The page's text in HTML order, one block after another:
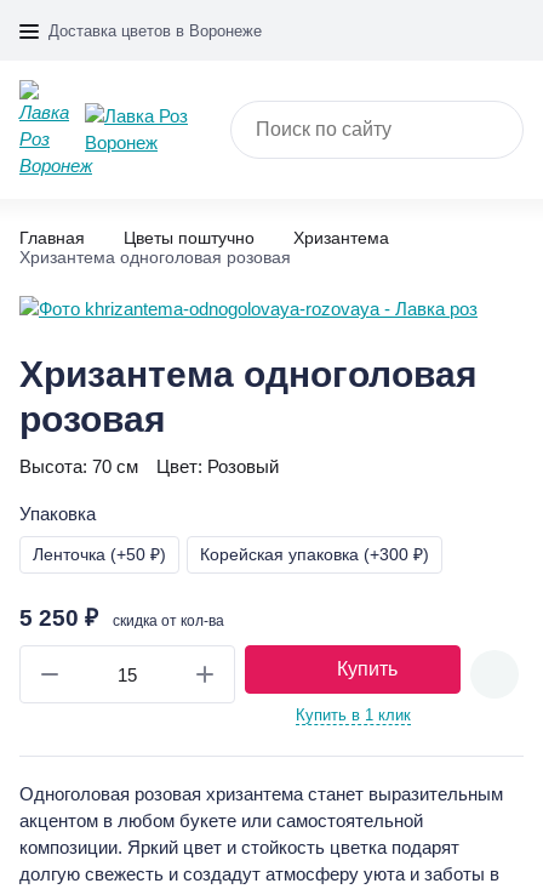
Доставка цветов в Воронеже
Главная Цветы поштучно
Хризантема
Хризантема одноголовая розовая
Хризантема одноголовая
розовая
Высота: 70 см Цвет: Розовый
Упаковка
Ленточка (+50 ₽) Корейская упаковка (+300 ₽)
5 250 ₽ скидка от кол-ва
Купить
Купить в 1 клик
Одноголовая розовая хризантема станет выразительным
акцентом в любом букете или самостоятельной
композиции. Яркий цвет и стойкость цветка подарят
долгую свежесть и создадут атмосферу уюта и заботы в